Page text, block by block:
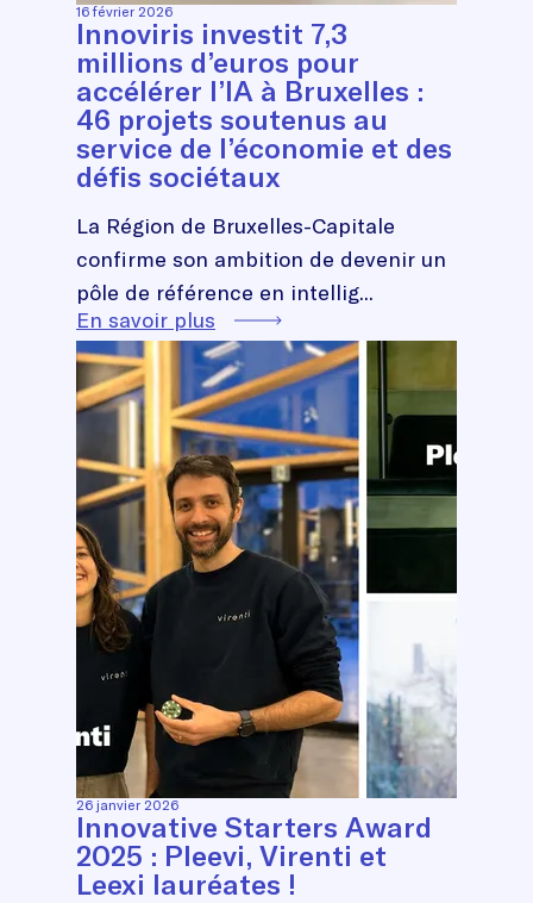
16 février 2026
Innoviris investit 7,3
millions d’euros pour
accélérer l’IA à Bruxelles :
46 projets soutenus au
service de l’économie et des
défis sociétaux
La Région de Bruxelles-Capitale
confirme son ambition de devenir un
pôle de référence en intellig...
En savoir plus
26 janvier 2026
Innovative Starters Award
2025 : Pleevi, Virenti et
Leexi lauréates !